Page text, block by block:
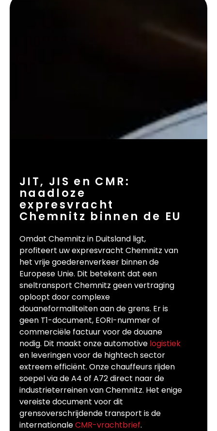
JIT, JIS en CMR:
naadloze
expresvracht
Chemnitz binnen de EU
Omdat Chemnitz in Duitsland ligt,
profiteert uw expresvracht Chemnitz van
het vrije goederenverkeer binnen de
Europese Unie. Dit betekent dat een
sneltransport Chemnitz geen vertraging
oploopt door complexe
douaneformaliteiten aan de grens. Er is
geen T1-document, EORI-nummer of
commerciële factuur voor de douane
nodig. Dit maakt onze automotive logistiek
en leveringen voor de hightech sector
extreem efficiënt. Onze chauffeurs rijden
soepel via de A4 of A72 direct naar de
industrieterreinen van Chemnitz. Het enige
vereiste document voor dit
grensoverschrijdende transport is de
internationaleCMR-vrachtbrief.